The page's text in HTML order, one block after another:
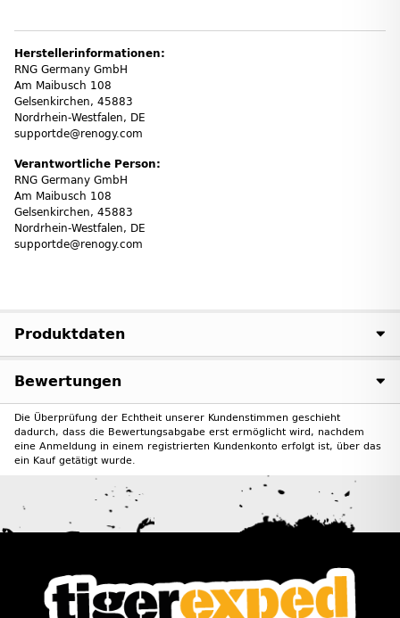
Herstellerinformationen:
RNG Germany GmbH
Am Maibusch 108
Gelsenkirchen, 45883
Nordrhein-Westfalen, DE
supportde@renogy.com
Verantwortliche Person:
RNG Germany GmbH
Am Maibusch 108
Gelsenkirchen, 45883
Nordrhein-Westfalen, DE
supportde@renogy.com
Produktdaten
Bewertungen
Die Überprüfung der Echtheit unserer Kundenstimmen geschieht
dadurch, dass die Bewertungsabgabe erst ermöglicht wird, nachdem
eine Anmeldung in einem registrierten Kundenkonto erfolgt ist, über das
ein Kauf getätigt wurde.